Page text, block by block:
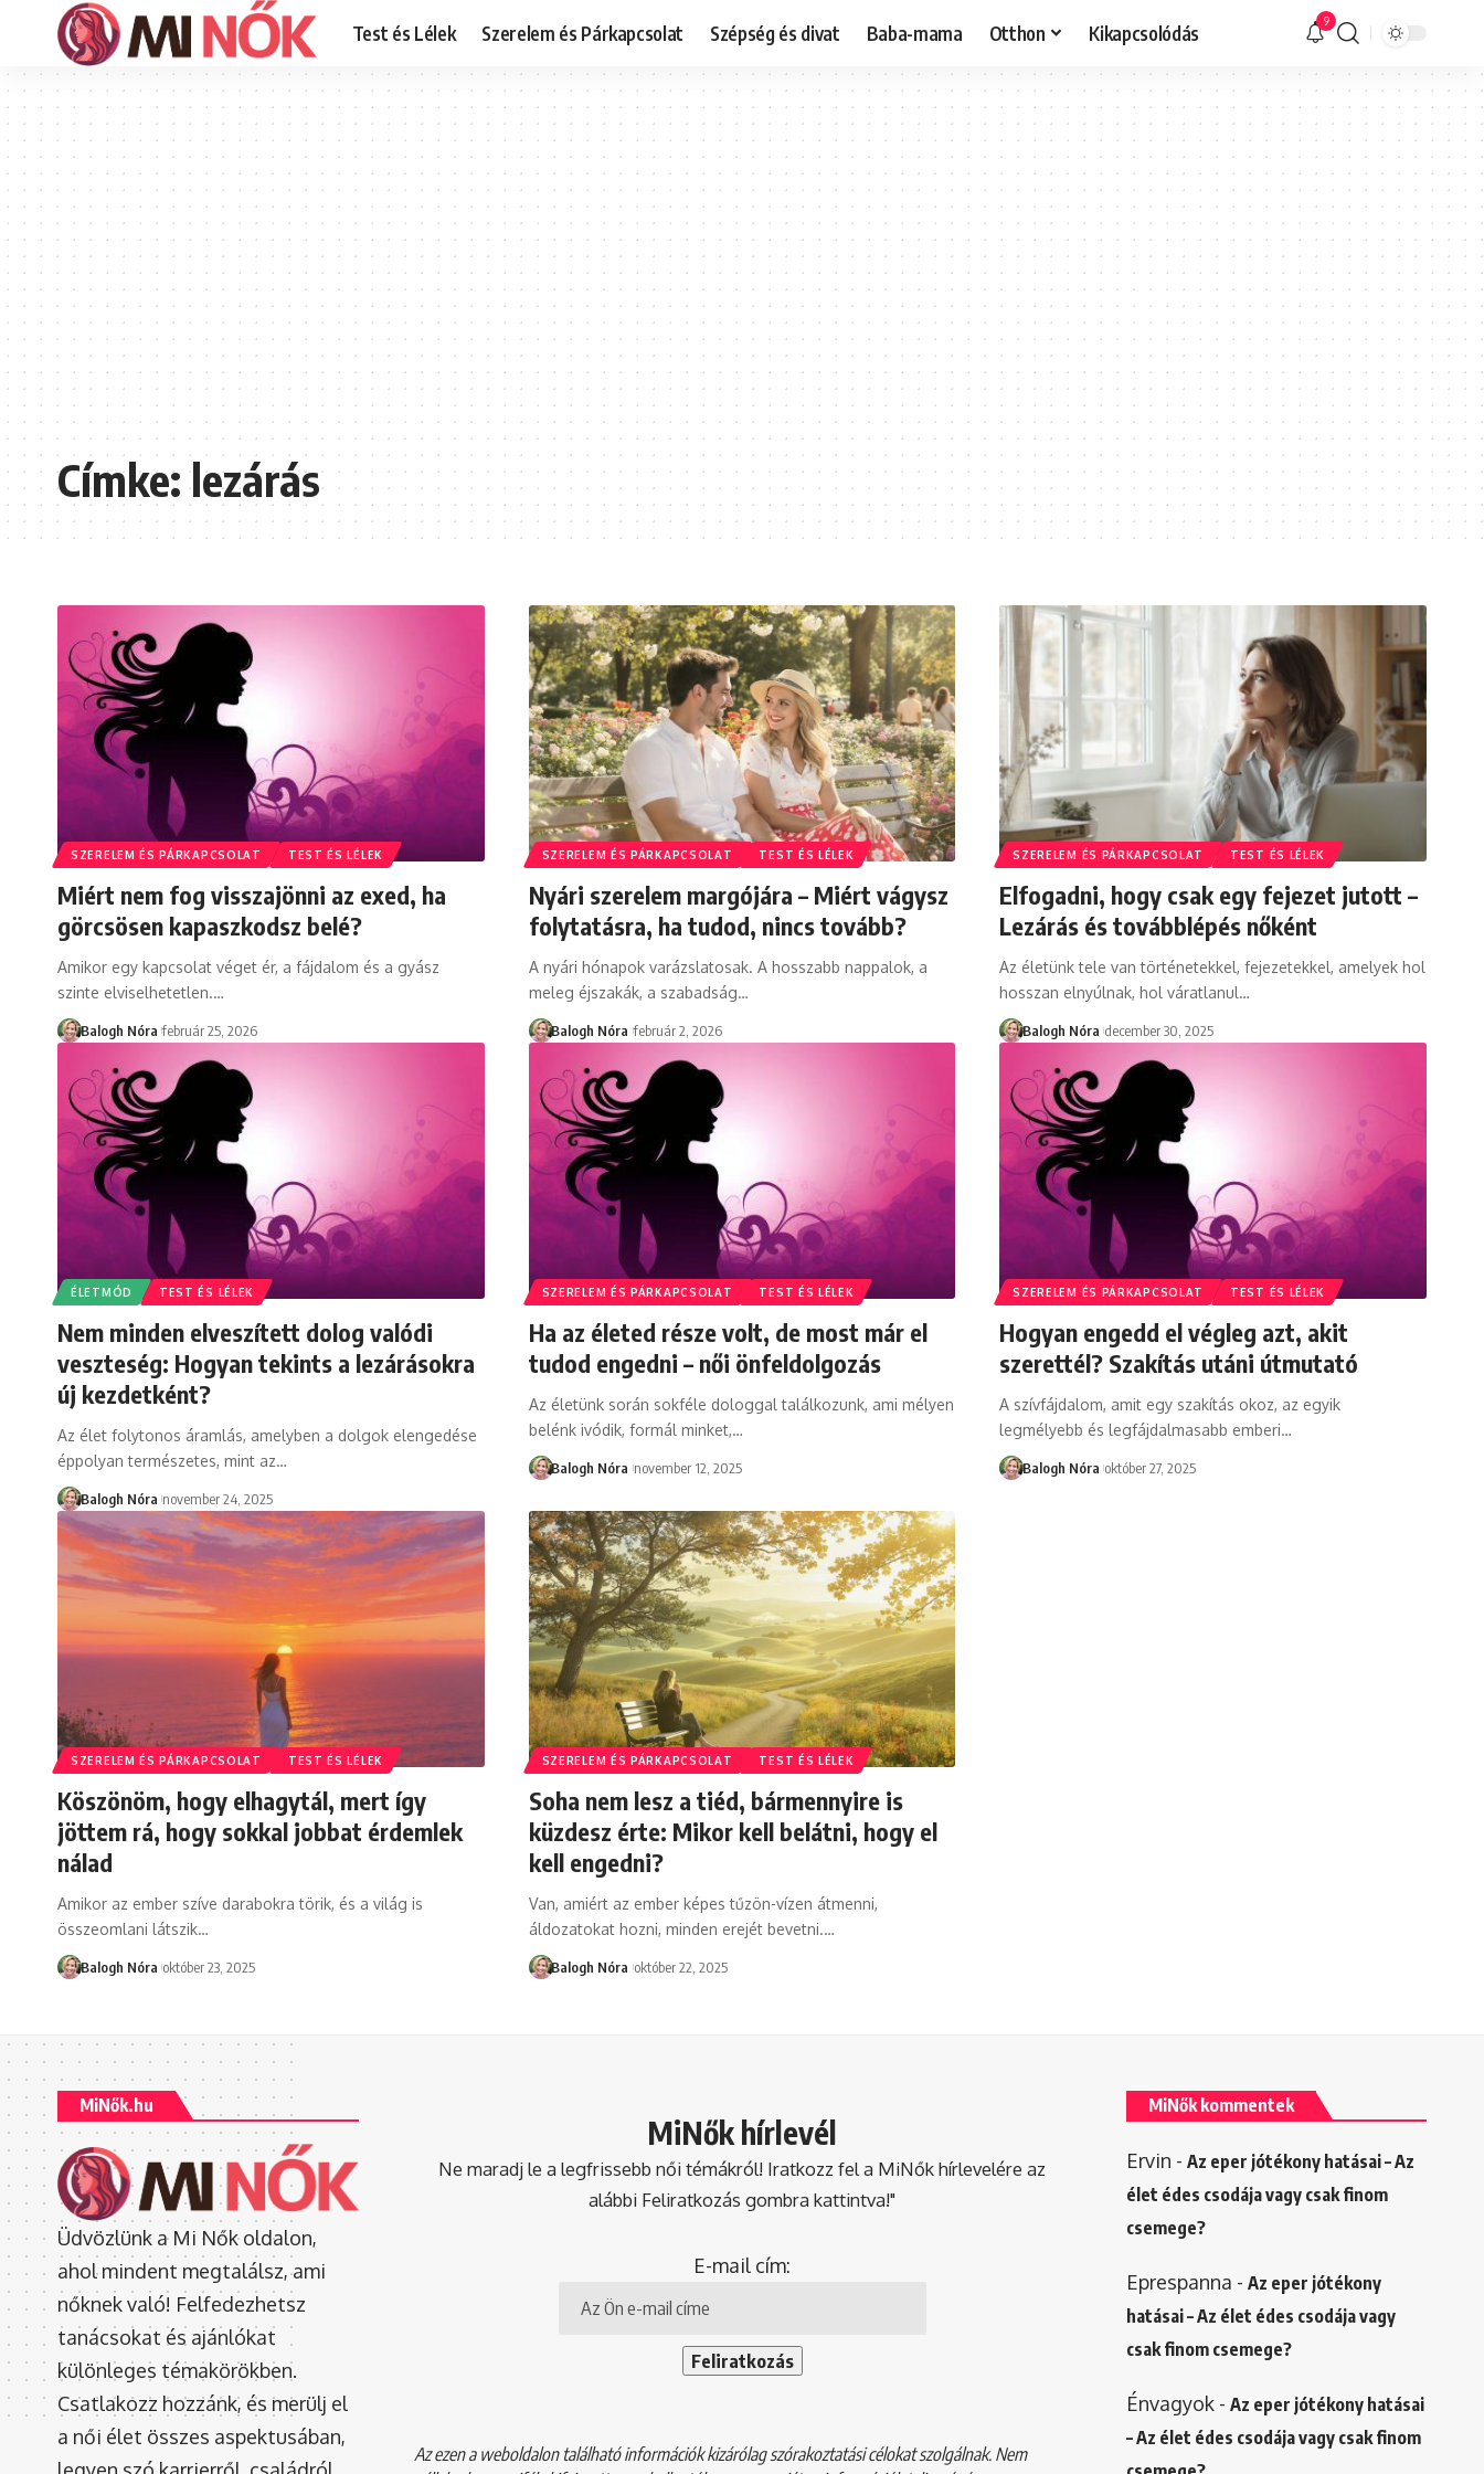
Test és Lélek Szerelem és Párkapcsolat Szépség és divat Baba-mama Otthon Kikapcsolódás 9
Címke:lezárás
SZERELEM ÉS PÁRKAPCSOLAT TEST ÉS LÉLEK
Miért nem fog visszajönni az exed, ha
görcsösen kapaszkodsz belé?
Amikor egy kapcsolat véget ér, a fájdalom és a gyász
szinte elviselhetetlen.…
Balogh Nóra február 25, 2026
SZERELEM ÉS PÁRKAPCSOLAT TEST ÉS LÉLEK
Nyári szerelem margójára – Miért vágysz
folytatásra, ha tudod, nincs tovább?
A nyári hónapok varázslatosak. A hosszabb nappalok, a
meleg éjszakák, a szabadság…
Balogh Nóra február 2, 2026
SZERELEM ÉS PÁRKAPCSOLAT TEST ÉS LÉLEK
Elfogadni, hogy csak egy fejezet jutott –
Lezárás és továbblépés nőként
Az életünk tele van történetekkel, fejezetekkel, amelyek hol
hosszan elnyúlnak, hol váratlanul…
Balogh Nóra december 30, 2025
ÉLETMÓD TEST ÉS LÉLEK
Nem minden elveszített dolog valódi
veszteség: Hogyan tekints a lezárásokra
új kezdetként?
Az élet folytonos áramlás, amelyben a dolgok elengedése
éppolyan természetes, mint az…
Balogh Nóra november 24, 2025
SZERELEM ÉS PÁRKAPCSOLAT TEST ÉS LÉLEK
Ha az életed része volt, de most már el
tudod engedni – női önfeldolgozás
Az életünk során sokféle dologgal találkozunk, ami mélyen
belénk ivódik, formál minket,…
Balogh Nóra november 12, 2025
SZERELEM ÉS PÁRKAPCSOLAT TEST ÉS LÉLEK
Hogyan engedd el végleg azt, akit
szerettél? Szakítás utáni útmutató
A szívfájdalom, amit egy szakítás okoz, az egyik
legmélyebb és legfájdalmasabb emberi…
Balogh Nóra október 27, 2025
SZERELEM ÉS PÁRKAPCSOLAT TEST ÉS LÉLEK
Köszönöm, hogy elhagytál, mert így
jöttem rá, hogy sokkal jobbat érdemlek
nálad
Amikor az ember szíve darabokra törik, és a világ is
összeomlani látszik…
Balogh Nóra október 23, 2025
SZERELEM ÉS PÁRKAPCSOLAT TEST ÉS LÉLEK
Soha nem lesz a tiéd, bármennyire is
küzdesz érte: Mikor kell belátni, hogy el
kell engedni?
Van, amiért az ember képes tűzön-vízen átmenni,
áldozatokat hozni, minden erejét bevetni.…
Balogh Nóra október 22, 2025
MiNők.hu
Üdvözlünk a Mi Nők oldalon,
ahol mindent megtalálsz, ami
nőknek való! Felfedezhetsz
tanácsokat és ajánlókat
különleges témakörökben.
Csatlakozz hozzánk, és merülj el
a női élet összes aspektusában,
legyen szó karrierről, családról,
MiNők hírlevél
Ne maradj le a legfrissebb női témákról! Iratkozz fel a MiNők hírlevelére az
alábbi Feliratkozás gombra kattintva!"
E-mail cím:
Az ezen a weboldalon található információk kizárólag szórakoztatási célokat szolgálnak. Nem
MiNők kommentek
Ervin - Az eper jótékony hatásai – Az
élet édes csodája vagy csak finom
csemege?
Eprespanna - Az eper jótékony
hatásai – Az élet édes csodája vagy
csak finom csemege?
Énvagyok- Az eper jótékony hatásai
– Az élet édes csodája vagy csak finom